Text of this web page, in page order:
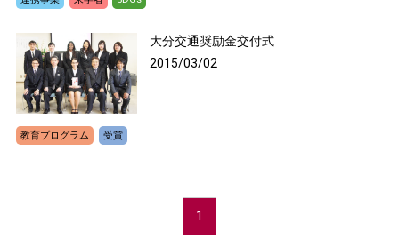
大分交通奨励金交付式
2015/03/02
教育プログラム 受賞
1